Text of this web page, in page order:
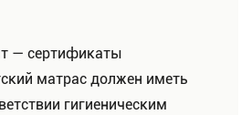
— сертификаты
матрас должен иметь
гигиеническим